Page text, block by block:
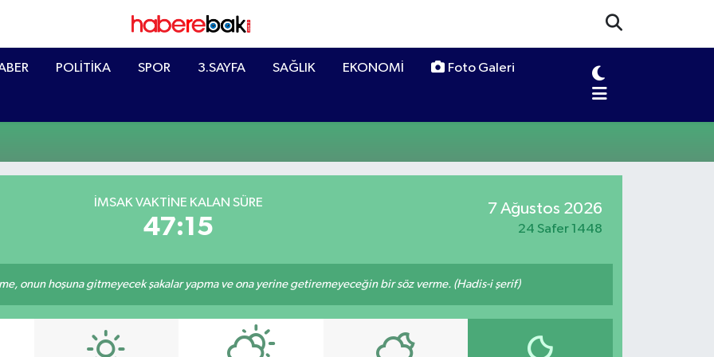
POLİTİKA SPOR 3.SAYFA SAĞLIK EKONOMİ Foto Galeri
İMSAK VAKTINE KALAN SÜRE
47:15
7 Ağustos 2026
24 Safer 1448
onun hoşuna gitmeyecek şakalar yapma ve ona yerine getiremeyeceğin bir söz verme. (Hadis-i şerif)